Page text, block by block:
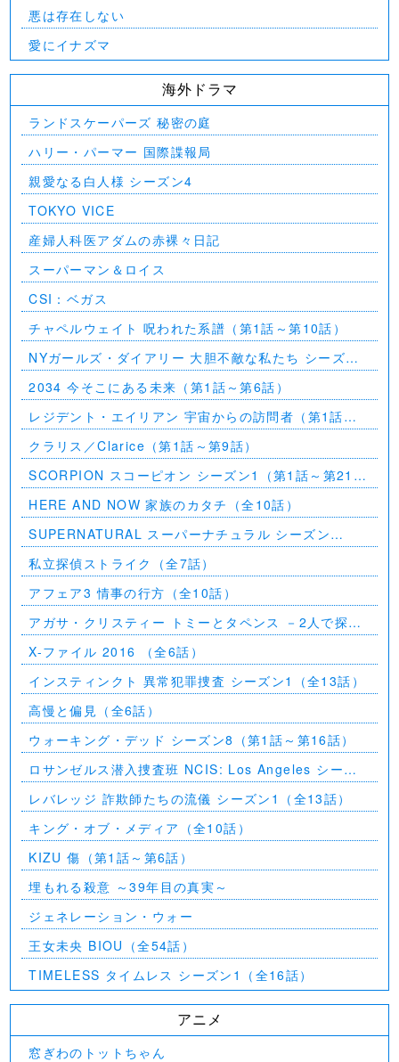
悪は存在しない
愛にイナズマ
海外ドラマ
ランドスケーパーズ 秘密の庭
ハリー・パーマー 国際諜報局
親愛なる白人様 シーズン4
TOKYO VICE
産婦人科医アダムの赤裸々日記
スーパーマン＆ロイス
CSI：ベガス
チャペルウェイト 呪われた系譜（第1話～第10話）
NYガールズ・ダイアリー 大胆不敵な私たち シーズン
5（第1話～第2話）
2034 今そこにある未来（第1話～第6話）
レジデント・エイリアン 宇宙からの訪問者（第1話～
第7話）
クラリス／Clarice（第1話～第9話）
SCORPION スコーピオン シーズン1（第1話～第21
話）
HERE AND NOW 家族のカタチ（全10話）
SUPERNATURAL スーパーナチュラル シーズン
11（全23話）
私立探偵ストライク（全7話）
アフェア3 情事の行方（全10話）
アガサ・クリスティー トミーとタペンス －2人で探偵
を－
X-ファイル 2016 （全6話）
インスティンクト 異常犯罪捜査 シーズン1（全13話）
高慢と偏見（全6話）
ウォーキング・デッド シーズン8（第1話～第16話）
ロサンゼルス潜入捜査班 NCIS: Los Angeles シーズ
ン5（第2話～第24話）
レバレッジ 詐欺師たちの流儀 シーズン1（全13話）
キング・オブ・メディア（全10話）
KIZU 傷（第1話～第6話）
埋もれる殺意 ～39年目の真実～
ジェネレーション・ウォー
王女未央 BIOU（全54話）
TIMELESS タイムレス シーズン1（全16話）
アニメ
窓ぎわのトットちゃん